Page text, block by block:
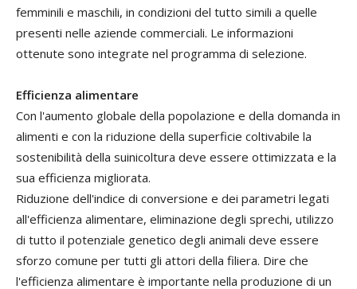
femminili e maschili, in condizioni del tutto simili a quelle
presenti nelle aziende commerciali. Le informazioni
ottenute sono integrate nel programma di selezione.
Efficienza alimentare
Con l'aumento globale della popolazione e della domanda in
alimenti e con la riduzione della superficie coltivabile la
sostenibilità della suinicoltura deve essere ottimizzata e la
sua efficienza migliorata.
Riduzione dell'indice di conversione e dei parametri legati
all'efficienza alimentare, eliminazione degli sprechi, utilizzo
di tutto il potenziale genetico degli animali deve essere
sforzo comune per tutti gli attori della filiera. Dire che
l'efficienza alimentare è importante nella produzione di un